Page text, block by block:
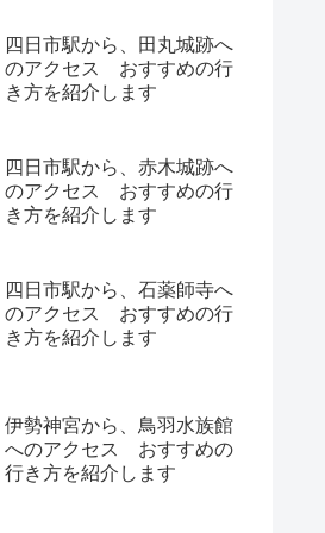
四日市駅から、田丸城跡へ
のアクセス おすすめの行
き方を紹介します
四日市駅から、赤木城跡へ
のアクセス おすすめの行
き方を紹介します
四日市駅から、石薬師寺へ
のアクセス おすすめの行
き方を紹介します
伊勢神宮から、鳥羽水族館
へのアクセス おすすめの
行き方を紹介します